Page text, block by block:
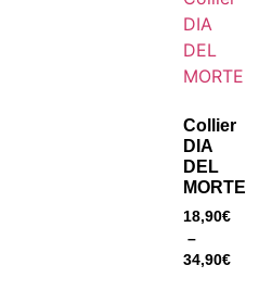
Collier
DIA
DEL
MORTE
18,90€
–
34,90€